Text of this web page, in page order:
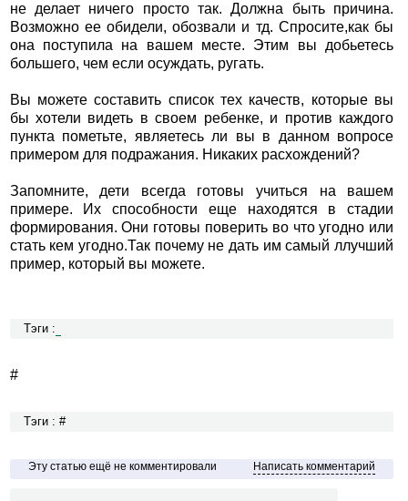
не делает ничего просто так. Должна быть причина.
Возможно ее обидели, обозвали и тд. Спросите,как бы
она поступила на вашем месте. Этим вы добьетесь
большего, чем если осуждать, ругать.
Вы можете составить список тех качеств, которые вы
бы хотели видеть в своем ребенке, и против каждого
пункта пометьте, являетесь ли вы в данном вопросе
примером для подражания. Никаких расхождений?
Запомните, дети всегда готовы учиться на вашем
примере. Их способности еще находятся в стадии
формирования. Они готовы поверить во что угодно или
стать кем угодно.Так почему не дать им самый ллучший
пример, который вы можете.
Тэги :
#
Тэги : #
Эту статью ещё не комментировали Написать комментарий